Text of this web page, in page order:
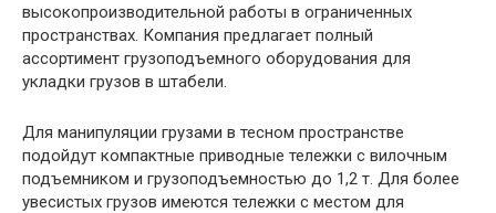
высокопроизводительной работы в ограниченных
пространствах. Компания предлагает полный
ассортимент грузоподъемного оборудования для
укладки грузов в штабели.
Для манипуляции грузами в тесном пространстве
подойдут компактные приводные тележки с вилочным
подъемником и грузоподъемностью до 1,2 т. Для более
увесистых грузов имеются тележки с местом для